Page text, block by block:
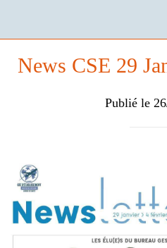
News CSE 29
Publié le